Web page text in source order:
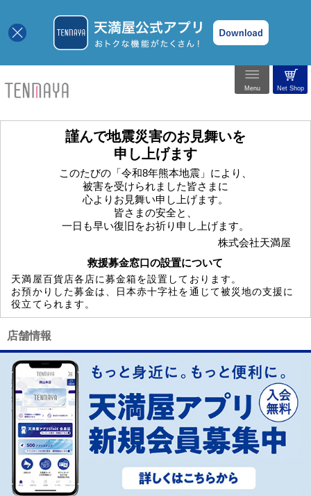
Net Shop
Menu
謹んで地震災害のお見舞いを
申し上げます
このたびの「令和8年熊本地震」により、
被害を受けられました皆さまに
心よりお見舞い申し上げます。
皆さまの安全と、
一日も早い復旧をお祈り申し上げます。
株式会社天満屋
救援募金窓口の設置について
天満屋百貨店各店に募金箱を設置しております。
お預かりした募金は、日本赤十字社を通じて被災地の支援に
役立てられます。
店舗情報